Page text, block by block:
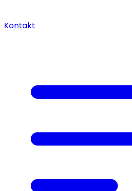
Kontakt